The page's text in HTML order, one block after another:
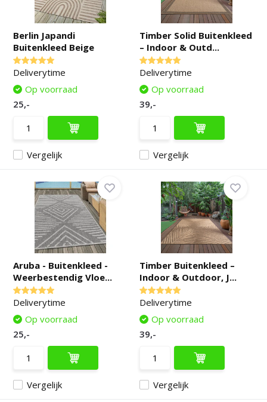
Berlin Japandi
Buitenkleed Beige
Deliverytime
Vergelijk
Op voorraad
25,-
Timber Solid Buitenkleed
– Indoor & Outd...
Deliverytime
Vergelijk
Op voorraad
39,-
Aruba - Buitenkleed -
Weerbestendig Vloe...
Deliverytime
Vergelijk
Op voorraad
25,-
Timber Buitenkleed –
Indoor & Outdoor, J...
Deliverytime
Vergelijk
Op voorraad
39,-